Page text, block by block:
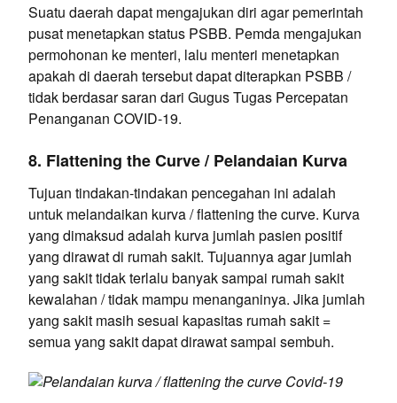
Suatu daerah dapat mengajukan diri agar pemerintah
pusat menetapkan status PSBB. Pemda mengajukan
permohonan ke menteri, lalu menteri menetapkan
apakah di daerah tersebut dapat diterapkan PSBB /
tidak berdasar saran dari Gugus Tugas Percepatan
Penanganan COVID-19.
8. Flattening the Curve / Pelandaian Kurva
Tujuan tindakan-tindakan pencegahan ini adalah
untuk melandaikan kurva / flattening the curve. Kurva
yang dimaksud adalah kurva jumlah pasien positif
yang dirawat di rumah sakit. Tujuannya agar jumlah
yang sakit tidak terlalu banyak sampai rumah sakit
kewalahan / tidak mampu menanganinya. Jika jumlah
yang sakit masih sesuai kapasitas rumah sakit =
semua yang sakit dapat dirawat sampai sembuh.